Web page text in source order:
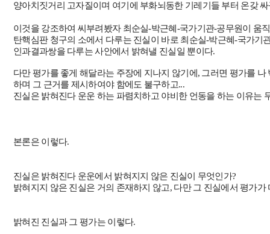
양아치짓거리 고자질이며 여기에 부화뇌동한 기레기들 부터 온갖
이것을 강조하여 씨부려봤자 최순실-박근혜-국가기관-공무원이 움
탄핵심판 청구의 소에서 다루는 진실이 바로 최순실-박근혜-국가기
인과결과쌍을 다루는 사안에서 밝혀낼 진실일 뿐이다.
다만 평가를 좋게 해달라는 주장에 지나지 않기에, 그러면 평가를
하며 그 근거를 제시하여야 함에도 불구하고...
진실은 밝혀진다 운운 하는 파렴치하고 야비한 언동을 하는 이유는
본론은 이렇다.
진실은 밝혀진다 운운에서 밝혀지지 않은 진실이 무엇인가?
밝혀지지 않은 진실은 거의 존재하지 않고, 다만 그 진실에서 평가가
밝혀진 진실과 그 평가는 이렇다.